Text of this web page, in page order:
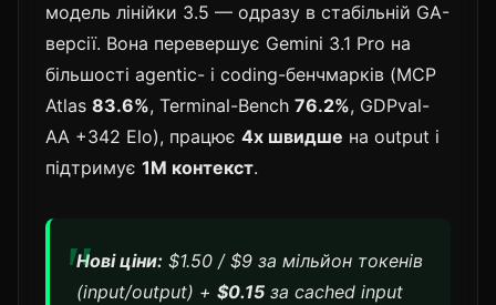
модель лінійки 3.5 — одразу в стабільній GA-
версії. Вона перевершує Gemini 3.1 Pro на
більшості agentic- і coding-бенчмарків (MCP
Atlas 83.6%, Terminal-Bench 76.2%, GDPval-
AA +342 Elo), працює 4x швидше на output і
підтримує 1M контекст.
Нові ціни: $1.50 / $9 за мільйон токенів
(input/output) + $0.15 за cached input